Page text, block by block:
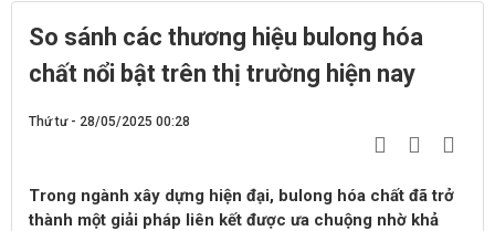
So sánh các thương hiệu bulong hóa
chất nổi bật trên thị trường hiện nay
Thứ tư - 28/05/2025 00:28
Trong ngành xây dựng hiện đại, bulong hóa chất đã trở
thành một giải pháp liên kết được ưa chuộng nhờ khả